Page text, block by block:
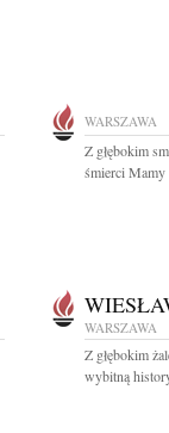
WARSZAWA
Z głębokim
śmierci
WARSZAWA
Z głębokim
wybitną